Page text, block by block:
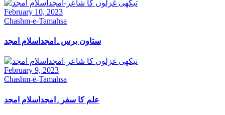
February 10, 2023
Chashm-e-Tamahsa
ستاون برس۔امجداسلام امجد
February 9, 2023
Chashm-e-Tamahsa
علم کا سفر۔امجداسلام امجد